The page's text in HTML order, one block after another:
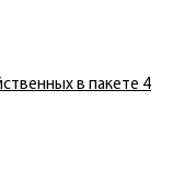
в пакете 4